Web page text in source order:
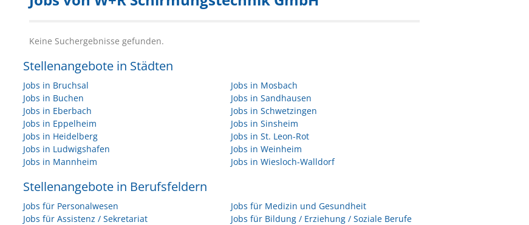
Keine Suchergebnisse gefunden.
Stellenangebote in Städten
Jobs in Bruchsal
Jobs in Buchen
Jobs in Eberbach
Jobs in Eppelheim
Jobs in Heidelberg
Jobs in Ludwigshafen
Jobs in Mannheim
Jobs in Mosbach
Jobs in Sandhausen
Jobs in Schwetzingen
Jobs in Sinsheim
Jobs in St. Leon-Rot
Jobs in Weinheim
Jobs in Wiesloch-Walldorf
Stellenangebote in Berufsfeldern
Jobs für Personalwesen
Jobs für Assistenz / Sekretariat
Jobs für Medizin und Gesundheit
Jobs für Bildung / Erziehung / Soziale Berufe